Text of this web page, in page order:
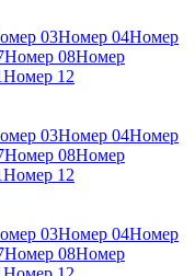
03Номер 04Номер
Номер 08Номер
Номер 12
03Номер 04Номер
Номер 08Номер
Номер 12
03Номер 04Номер
Номер 08Номер